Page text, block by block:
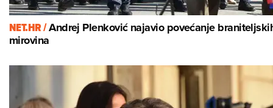
NET.HR /Andrej Plenković najavio povećanje
mirovina